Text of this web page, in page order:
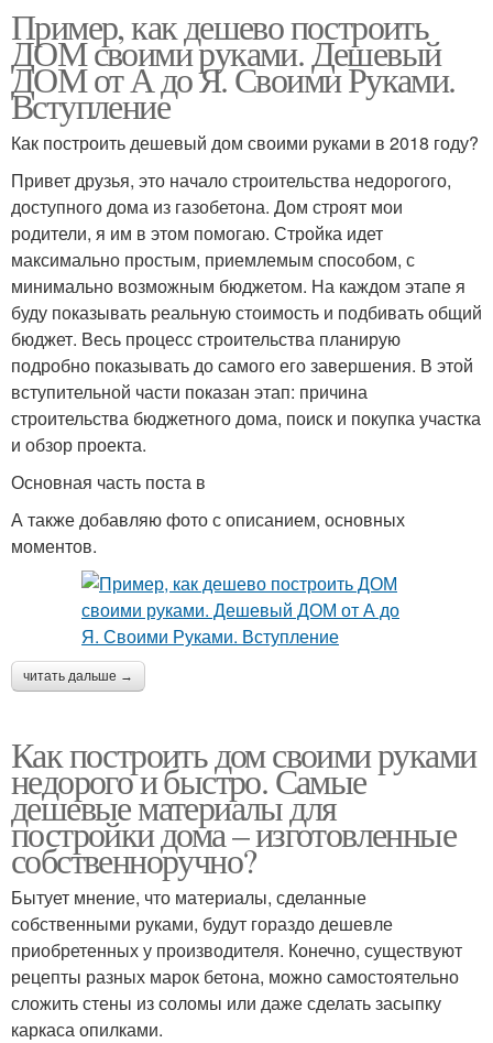
Пример, как дешево построить
ДОМ своими руками. Дешевый
ДОМ от А до Я. Своими Руками.
Вступление
Как построить дешевый дом своими руками в 2018 году?
Привет друзья, это начало строительства недорогого,
доступного дома из газобетона. Дом строят мои
родители, я им в этом помогаю. Стройка идет
максимально простым, приемлемым способом, с
минимально возможным бюджетом. На каждом этапе я
буду показывать реальную стоимость и подбивать общий
бюджет. Весь процесс строительства планирую
подробно показывать до самого его завершения. В этой
вступительной части показан этап: причина
строительства бюджетного дома, поиск и покупка участка
и обзор проекта.
Основная часть поста в
А также добавляю фото с описанием, основных
моментов.
читать дальше →
Как построить дом своими руками
недорого и быстро. Самые
дешевые материалы для
постройки дома – изготовленные
собственноручно?
Бытует мнение, что материалы, сделанные
собственными руками, будут гораздо дешевле
приобретенных у производителя. Конечно, существуют
рецепты разных марок бетона, можно самостоятельно
сложить стены из соломы или даже сделать засыпку
каркаса опилками.